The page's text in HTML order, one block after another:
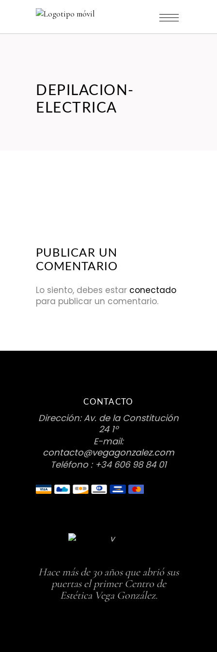
DEPILACION-
ELECTRICA
PUBLICAR UN
COMENTARIO
Lo siento, debes estar conectado
para publicar un comentario.
CONTACTO
Dirección: Av. de la Constitución
24 1º
E-mail:
contacto@vegagonzalez.com
Teléfono : +34 606 98 84 01
Hace más de 30 años que abrió sus
puertas el primer Centro de
Estética Vega González.